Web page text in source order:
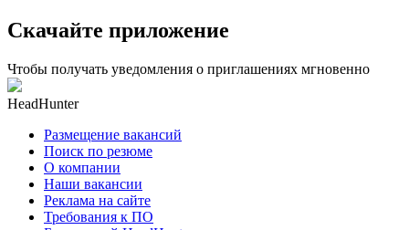
Скачайте приложение
Чтобы получать уведомления о приглашениях мгновенно
HeadHunter
Размещение вакансий
Поиск по резюме
О компании
Наши вакансии
Реклама на сайте
Требования к ПО